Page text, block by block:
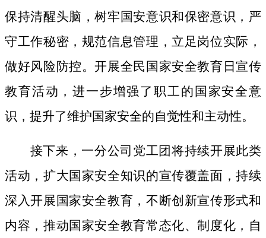
保持清醒头脑，树牢国安意识和保密意识，严
守工作秘密，规范信息管理，立足岗位实际，
做好风险防控。开展全民国家安全教育日宣传
教育活动，进一步增强了职工的国家安全意
识，提升了维护国家安全的自觉性和主动性。
接下来，一分公司党工团将持续开展此类
活动，扩大国家安全知识的宣传覆盖面，持续
深入开展国家安全教育，不断创新宣传形式和
内容，推动国家安全教育常态化、制度化，自